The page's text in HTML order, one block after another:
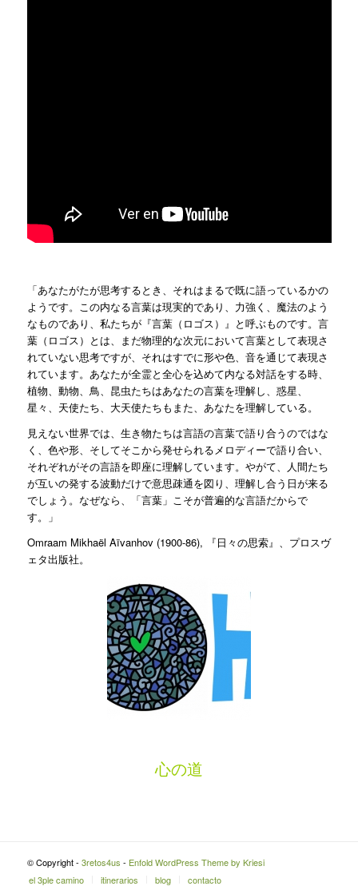
「あなたがたが思考するとき、それはまるで既に語っているかの
ようです。この内なる言葉は現実的であり、力強く、魔法のよう
なものであり、私たちが『言葉（ロゴス）』と呼ぶものです。言
葉（ロゴス）とは、まだ物理的な次元において言葉として表現さ
れていない思考ですが、それはすでに形や色、音を通じて表現さ
れています。あなたが全霊と全心を込めて内なる対話をする時、
植物、動物、鳥、昆虫たちはあなたの言葉を理解し、惑星、
星々、天使たち、大天使たちもまた、あなたを理解している。
見えない世界では、生き物たちは言語の言葉で語り合うのではな
く、色や形、そしてそこから発せられるメロディーで語り合い、
それぞれがその言語を即座に理解しています。やがて、人間たち
が互いの発する波動だけで意思疎通を図り、理解し合う日が来る
でしょう。なぜなら、「言葉」こそが普遍的な言語だからで
す。」
Omraam Mikhaël Aïvanhov (1900-86), 『日々の思索』、プロスヴ
ェタ出版社。
心の道
© Copyright - 3retos4us - Enfold WordPress Theme by Kriesi
el 3ple camino
itinerarios blog contacto